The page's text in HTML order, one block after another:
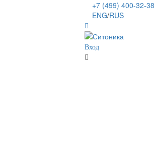
+7 (499) 400-32-38
ENG/RUS
Вход